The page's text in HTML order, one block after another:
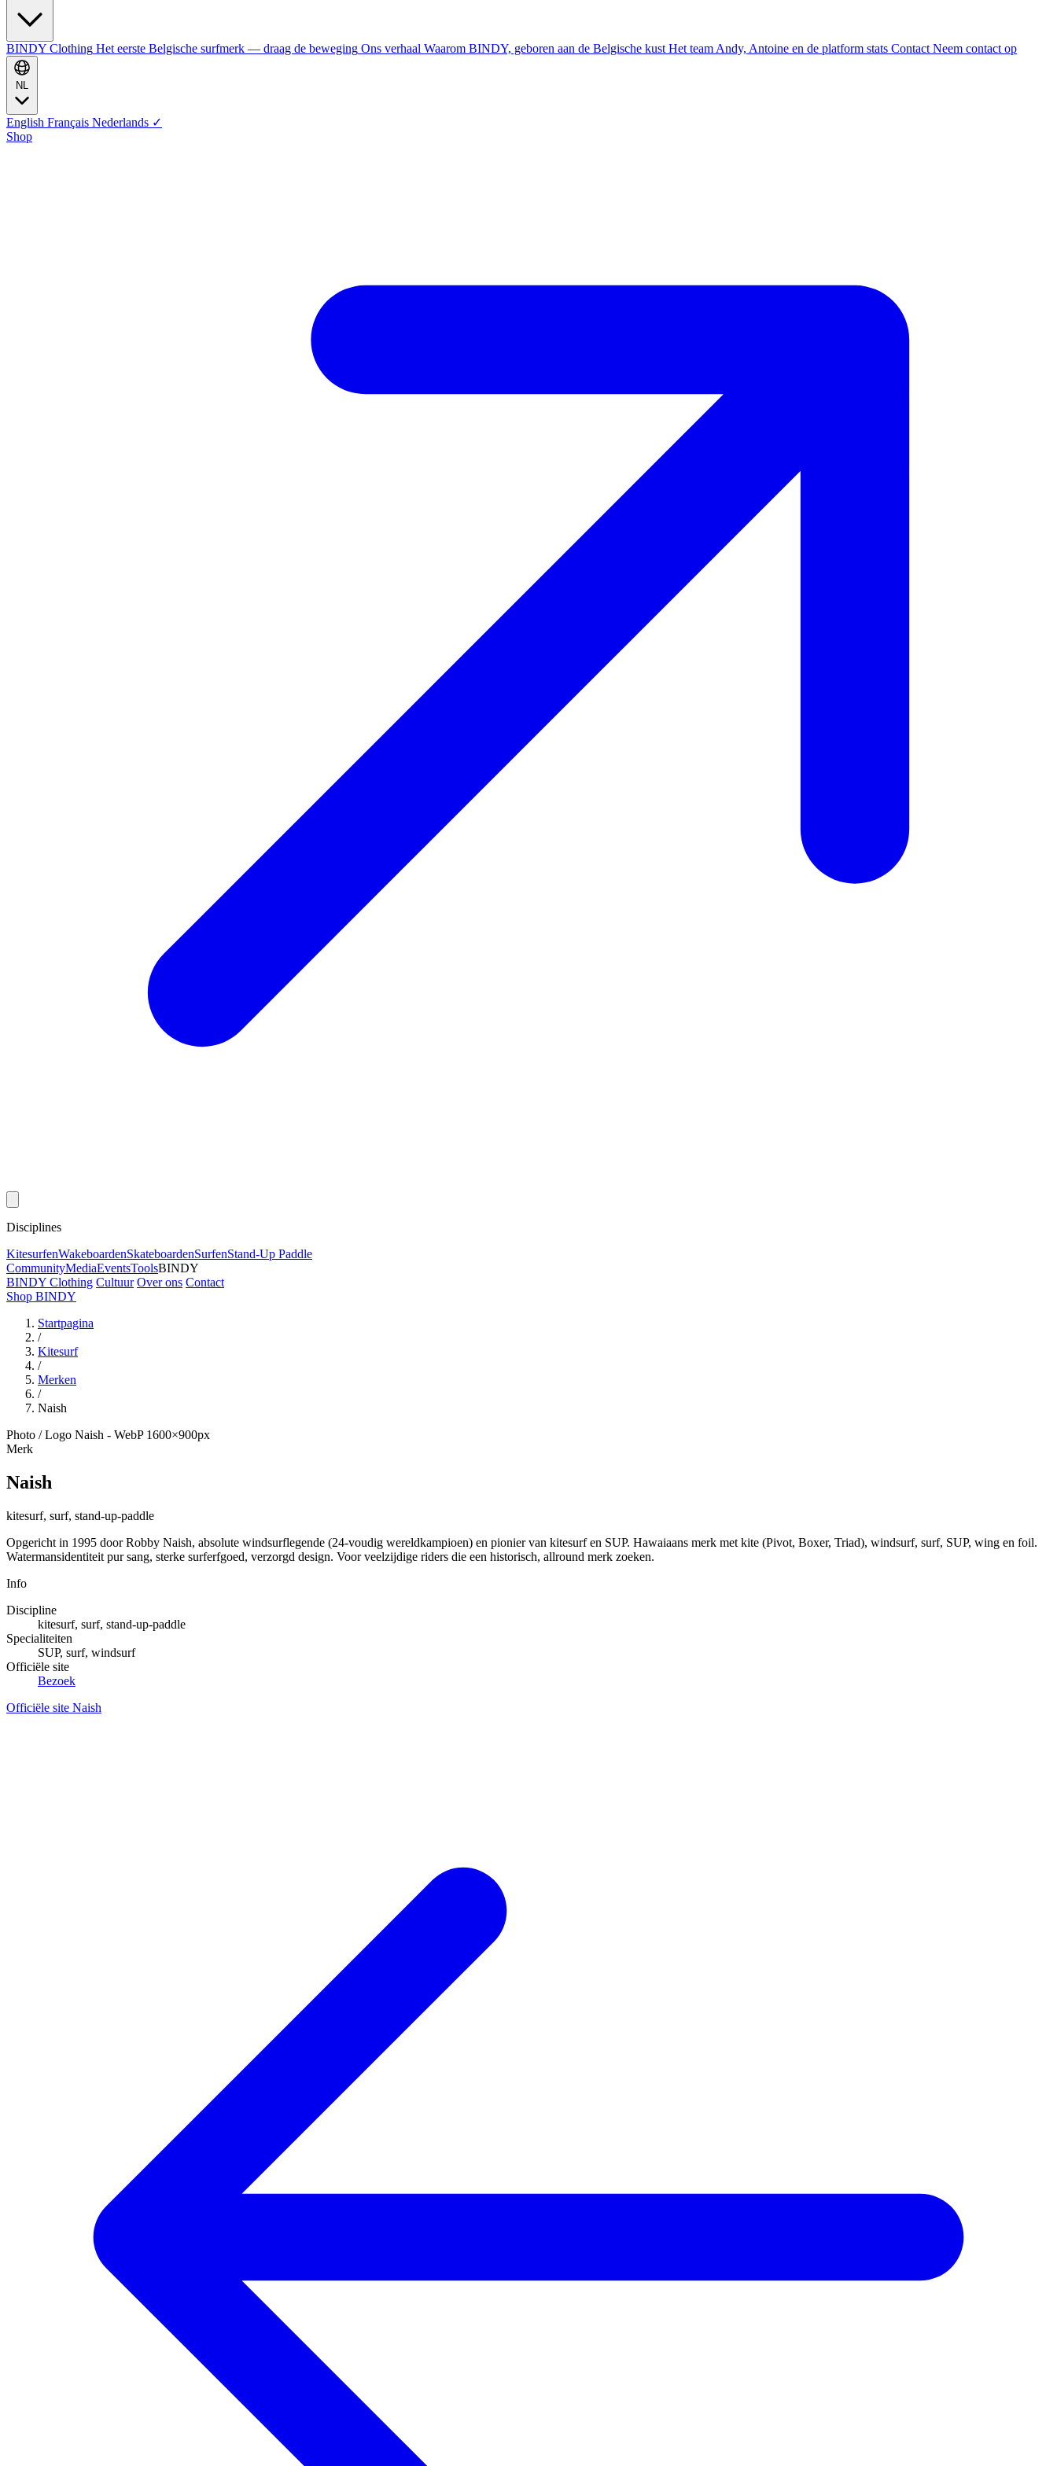
BINDY Clothing Het eerste Belgische surfmerk — draag de beweging Ons verhaal Waarom BINDY, geboren aan de Belgische kust Het team Andy, Antoine en de platform stats Contact Neem contact op
English Français Nederlands ✓
Shop
Disciplines
KitesurfenWakeboardenSkateboardenSurfenStand-Up Paddle
CommunityMediaEventsToolsBINDY
BINDY Clothing Cultuur Over ons Contact
Shop BINDY
Startpagina
/
Kitesurf
/
Merken
/
Naish
Photo / Logo Naish - WebP 1600×900px
Merk
Naish
kitesurf, surf, stand-up-paddle
Opgericht in 1995 door Robby Naish, absolute windsurflegende (24-voudig wereldkampioen) en pionier van kitesurf en SUP. Hawaiaans merk met kite (Pivot, Boxer, Triad), windsurf, surf, SUP, wing en foil.
Watermansidentiteit pur sang, sterke surferfgoed, verzorgd design. Voor veelzijdige riders die een historisch, allround merk zoeken.
Info
Discipline
kitesurf, surf, stand-up-paddle
Specialiteiten
SUP, surf, windsurf
Officiële site
Bezoek
Officiële site Naish